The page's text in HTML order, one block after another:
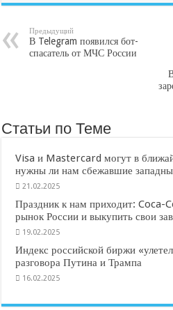
Предыдущий
В Telegram появился бот-
спасатель от МЧС России
Статьи по Теме
Visa и Mastercard могут в
нужны ли нам сбежавшие
21.02.2025
Праздник к нам приходит: Coca-
рынок России и выкупить свои
19.02.2025
Индекс российской биржи
разговора Путина и Трампа
16.02.2025